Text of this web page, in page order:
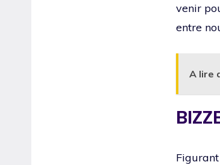
venir
entre
A lire